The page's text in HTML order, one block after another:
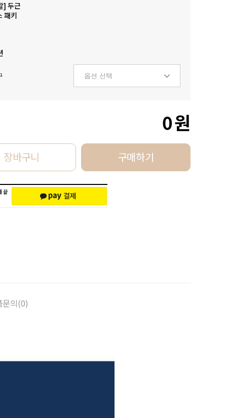
] 두근
패키
0원
장바구니 구매하기
문의(0)